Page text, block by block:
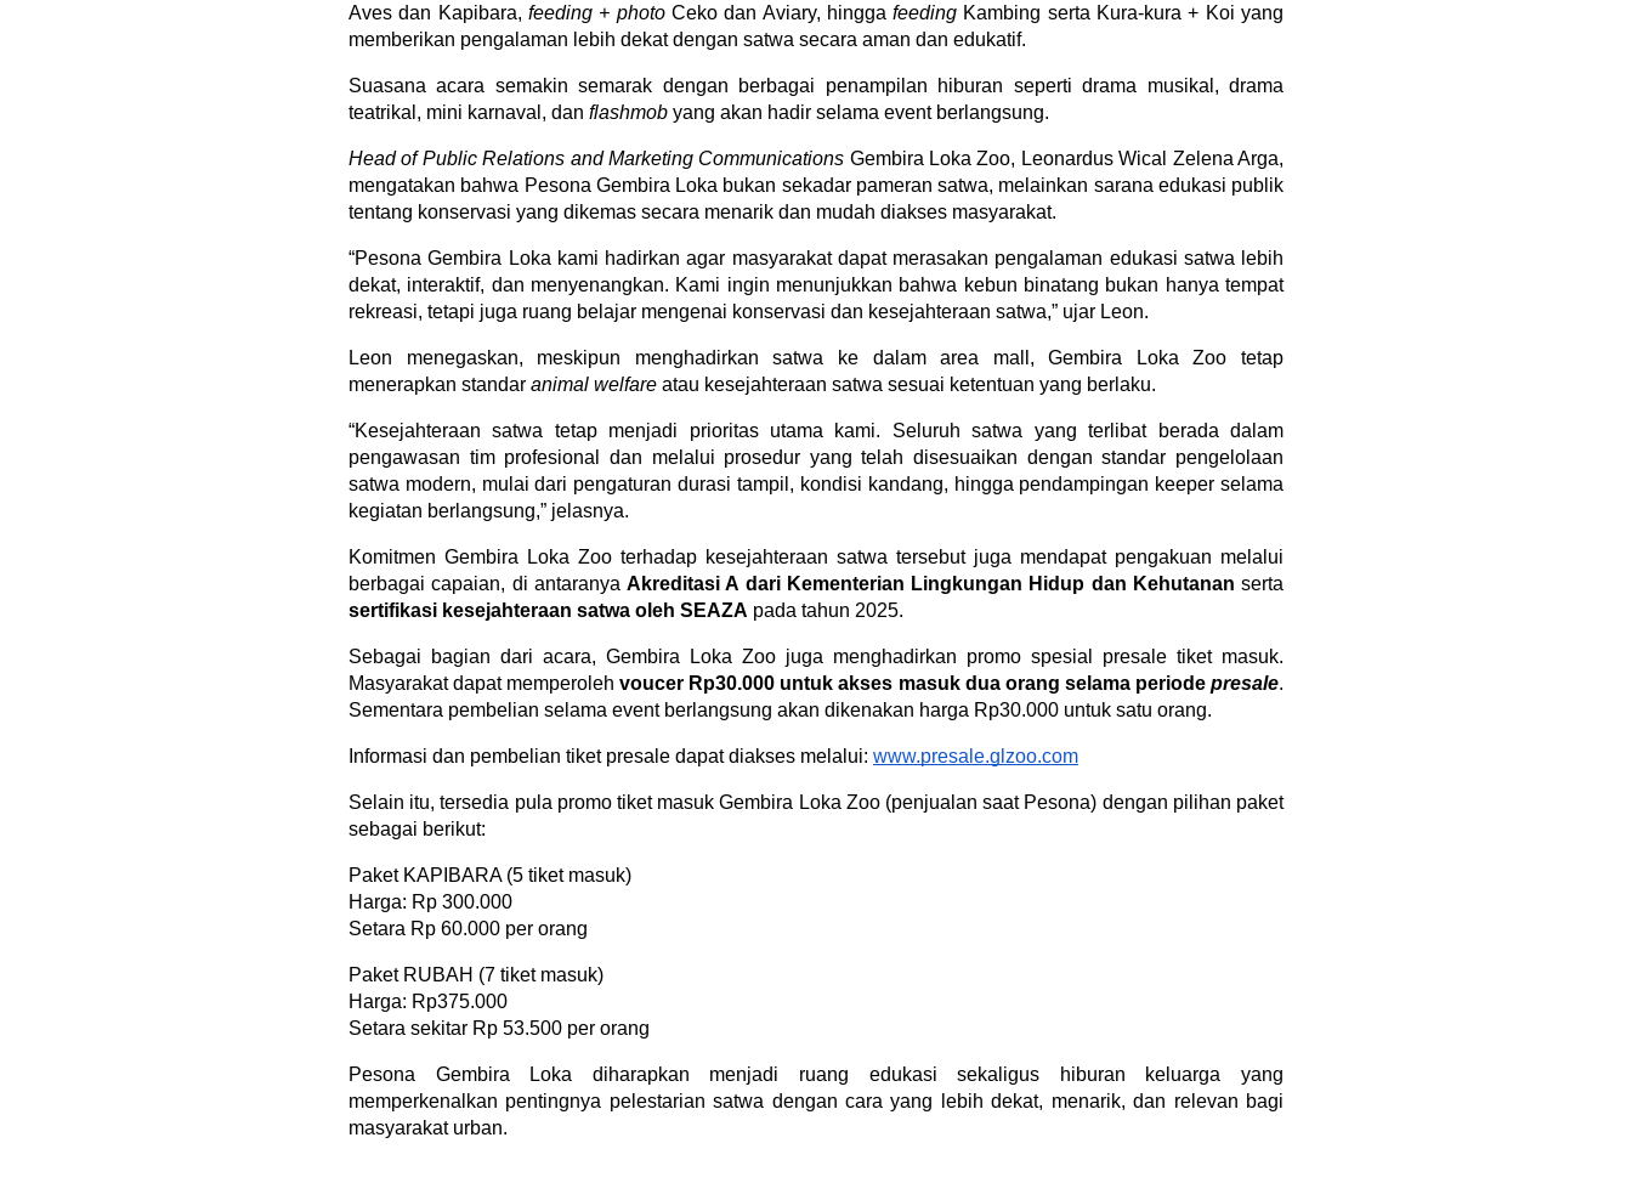
Aves dan Kapibara, feeding + photo Ceko dan Aviary, hingga feeding Kambing serta Kura-kura + Koi yang
memberikan pengalaman lebih dekat dengan satwa secara aman dan edukatif.
Suasana acara semakin semarak dengan berbagai penampilan hiburan seperti drama musikal, drama
teatrikal, mini karnaval, dan flashmob yang akan hadir selama event berlangsung.
Head of Public Relations and Marketing Communications Gembira Loka Zoo, Leonardus Wical Zelena Arga,
mengatakan bahwa Pesona Gembira Loka bukan sekadar pameran satwa, melainkan sarana edukasi publik
tentang konservasi yang dikemas secara menarik dan mudah diakses masyarakat.
“Pesona Gembira Loka kami hadirkan agar masyarakat dapat merasakan pengalaman edukasi satwa lebih
dekat, interaktif, dan menyenangkan. Kami ingin menunjukkan bahwa kebun binatang bukan hanya tempat
rekreasi, tetapi juga ruang belajar mengenai konservasi dan kesejahteraan satwa,” ujar Leon.
Leon menegaskan, meskipun menghadirkan satwa ke dalam area mall, Gembira Loka Zoo tetap
menerapkan standar animal welfare atau kesejahteraan satwa sesuai ketentuan yang berlaku.
“Kesejahteraan satwa tetap menjadi prioritas utama kami. Seluruh satwa yang terlibat berada dalam
pengawasan tim profesional dan melalui prosedur yang telah disesuaikan dengan standar pengelolaan
satwa modern, mulai dari pengaturan durasi tampil, kondisi kandang, hingga pendampingan keeper selama
kegiatan berlangsung,” jelasnya.
Komitmen Gembira Loka Zoo terhadap kesejahteraan satwa tersebut juga mendapat pengakuan melalui
berbagai capaian, di antaranya Akreditasi A dari Kementerian Lingkungan Hidup dan Kehutanan
sertifikasi kesejahteraan satwa oleh SEAZA pada tahun 2025.
Sebagai bagian dari acara, Gembira Loka Zoo juga menghadirkan promo spesial presale tiket masuk.
Masyarakat dapat memperoleh voucer Rp30.000 untuk akses masuk dua orang selama periode presale.
Sementara pembelian selama event berlangsung akan dikenakan harga Rp30.000 untuk satu orang.
Informasi dan pembelian tiket presale dapat diakses melalui: www.presale.glzoo.com
Selain itu, tersedia pula promo tiket masuk Gembira Loka Zoo (penjualan saat Pesona) dengan pilihan paket
sebagai berikut:
Paket KAPIBARA (5 tiket masuk)
Harga: Rp 300.000
Setara Rp 60.000 per orang
Paket RUBAH (7 tiket masuk)
Harga: Rp375.000
Setara sekitar Rp 53.500 per orang
Pesona Gembira Loka diharapkan menjadi ruang edukasi sekaligus hiburan keluarga yang
memperkenalkan pentingnya pelestarian satwa dengan cara yang lebih dekat, menarik, dan relevan bagi
masyarakat urban.